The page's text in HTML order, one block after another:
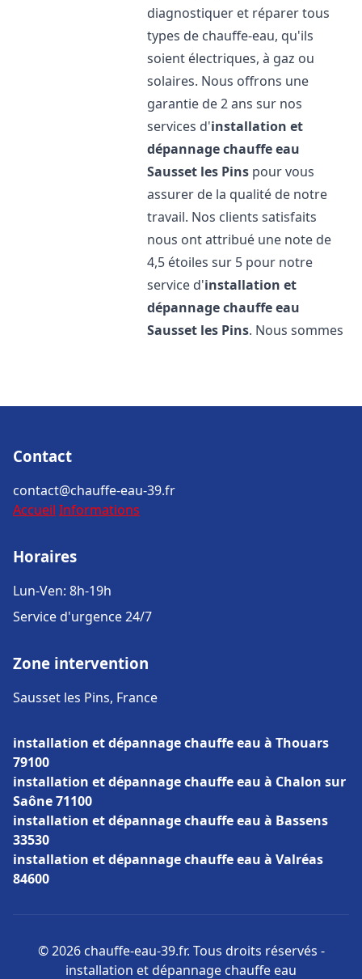
diagnostiquer et réparer tous
types de chauffe-eau, qu'ils
soient électriques, à gaz ou
solaires. Nous offrons une
garantie de 2 ans sur nos
services d'installation et
dépannage chauffe eau
Sausset les Pins pour vous
assurer de la qualité de notre
travail. Nos clients satisfaits
nous ont attribué une note de
4,5 étoiles sur 5 pour notre
service d'installation et
dépannage chauffe eau
Sausset les Pins. Nous sommes
Contact
contact@chauffe-eau-39.fr
Accueil Informations
Horaires
Lun-Ven: 8h-19h
Service d'urgence 24/7
Zone intervention
Sausset les Pins, France
installation et dépannage chauffe eau à Thouars
79100
installation et dépannage chauffe eau à Chalon sur
Saône 71100
installation et dépannage chauffe eau à Bassens
33530
installation et dépannage chauffe eau à Valréas
84600
© 2026 chauffe-eau-39.fr. Tous droits réservés -
installation et dépannage chauffe eau